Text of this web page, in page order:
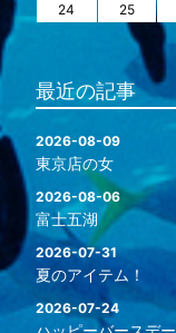
24
25
最近の記事
2026-08-09
東京店の女
2026-08-06
富士五湖
2026-07-31
夏のアイテム！
2026-07-24